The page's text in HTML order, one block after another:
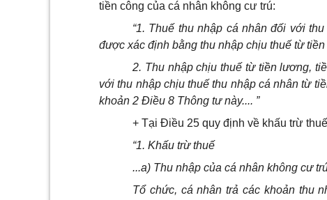
tiền công của cá nhân không cư trú:
“1. Thuế thu nhập cá nhân đối với
được xác định bằng thu nhập chịu thuế từ
2. Thu nhập chịu thuế từ tiền lương,
với thu nhập chịu thuế thu nhập cá nhân từ tiề
khoản 2 Điều 8 Thông tư này.... ”
+ Tại Điều 25 quy định về khấu trừ
“1. Khấu trừ thuế
...a) Thu nhập của cá nhân không cư
Tổ chức, cá nhân trả các khoản thu